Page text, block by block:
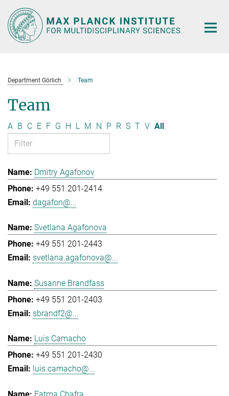
Main-
Content
Department Görlich Team
Team
A B C E F G H L M N P R S T V All
Dmitry Agafonov
+49 551 201-2414
dagafon@...
Svetlana Agafonova
+49 551 201-2443
svetlana.agafonova@...
Susanne Brandfass
+49 551 201-2403
sbrandf2@...
Luis Camacho
+49 551 201-2430
luis.camacho@...
Fatma Chafra